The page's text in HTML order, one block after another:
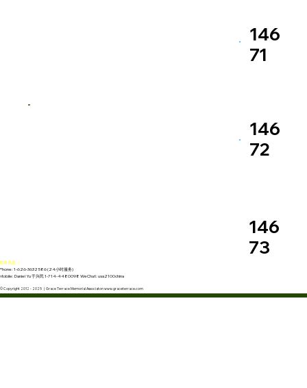
146
71
146
72
146
73
联络信息：
Phone: 1-626-3632586 (24小时服务)
Mobile: Daniel Yu 于兴民 1-714-4480098 WeChat: usa2100china
© Copyright 2012 - 2025 | Grace Terrace Memorial Associaton www.graceterrace.com